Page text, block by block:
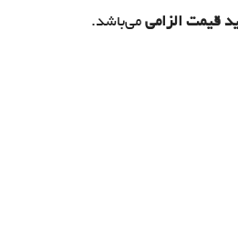
قیمت الزامیمی‌باشد.